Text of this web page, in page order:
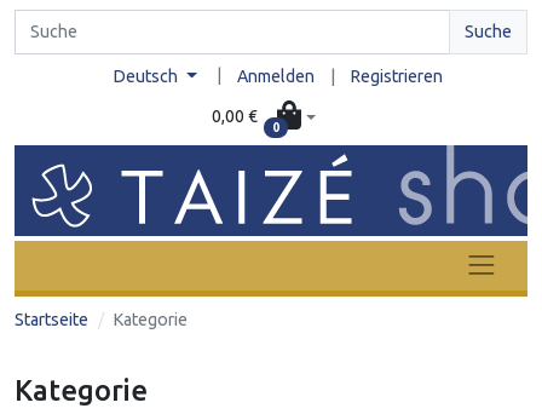
Suche
Deutsch Anmelden Registrieren
0,00 €
0
Startseite Kategorie
Kategorie